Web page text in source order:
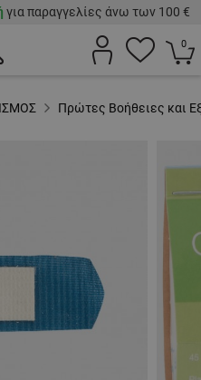
για παραγγελίες άνω των 100 €
0
Πρώτες Βοήθειες και